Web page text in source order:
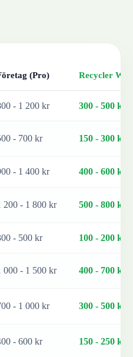
(Pro) Recycler
- 1 200 kr 300 - 500 kr
- 700 kr 150 - 300 kr
- 1 400 kr 400 - 600 kr
200 - 1 800 kr 500 - 800 kr
- 500 kr 100 - 200 kr
000 - 1 500 kr 400 - 700 kr
- 1 000 kr 300 - 500 kr
- 600 kr 150 - 250 kr